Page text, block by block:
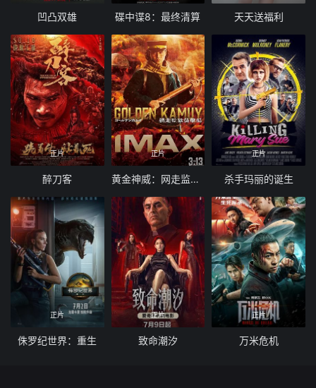
凹凸双雄 碟中谍8：最终清算 天天送福利
正片
醉刀客
正片
黄金神威：网走监狱袭击篇
正片
杀手玛丽的诞生
正片
侏罗纪世界：重生
正片
致命潮汐
正片
万米危机